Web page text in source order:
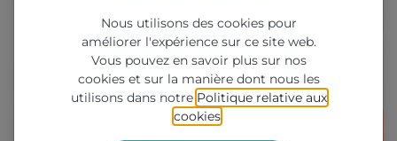
Nous utilisons des cookies pour
améliorer l'expérience sur ce site web.
Vous pouvez en savoir plus sur nos
cookies et sur la manière dont nous les
utilisons dans notre Politique relative aux
cookies